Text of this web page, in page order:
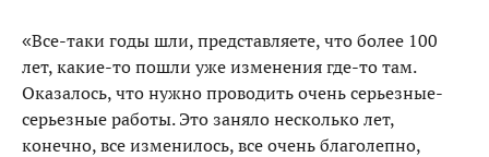
«Все-таки годы шли, представляете, что более 100
лет, какие-то пошли уже изменения где-то там.
Оказалось, что нужно проводить очень серьезные-
серьезные работы. Это заняло несколько лет,
конечно, все изменилось, все очень благолепно,